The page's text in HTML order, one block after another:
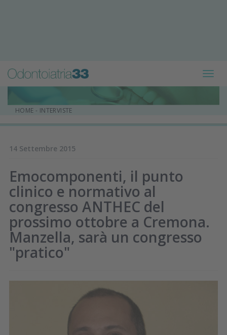
HOME - INTERVISTE
14 Settembre 2015
Emocomponenti, il punto
clinico e normativo al
congresso ANTHEC del
prossimo ottobre a Cremona.
Manzella, sarà un congresso
"pratico"